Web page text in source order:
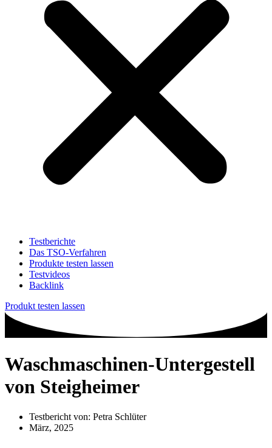
Testberichte
Das TSO-Verfahren
Produkte testen lassen
Testvideos
Backlink
Produkt testen lassen
Waschmaschinen-Untergestell
von Steigheimer
Testbericht von: Petra Schlüter
März, 2025